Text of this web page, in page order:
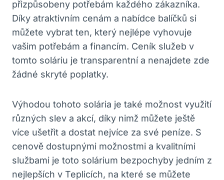
přizpůsobeny potřebám každého zákazníka.
Díky atraktivním cenám a nabídce balíčků si
můžete vybrat ten, který nejlépe vyhovuje
vašim potřebám a financím. Ceník služeb v
tomto soláriu je transparentní a nenajdete zde
žádné skryté poplatky.
Výhodou tohoto solária je také možnost využití
různých slev a akcí, díky nimž můžete ještě
více ušetřit a dostat nejvíce za své peníze. S
cenově dostupnými možnostmi a kvalitními
službami je toto solárium bezpochyby jedním z
nejlepších v Teplicích, na které se můžete